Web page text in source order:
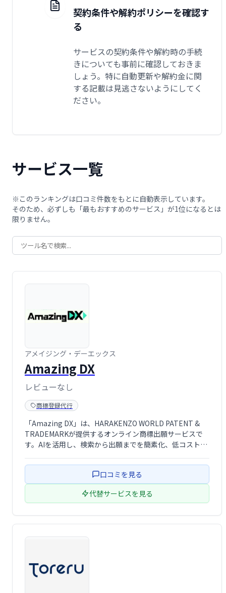
契約条件や解約ポリシーを確認す
る
サービスの契約条件や解約時の手続
きについても事前に確認しておきま
しょう。特に自動更新や解約金に関
する記載は見逃さないようにしてく
ださい。
サービス一覧
※このランキングは口コミ件数をもとに自動表示しています。
そのため、必ずしも「最もおすすめのサービス」が1位になるとは
限りません。
アメイジング・デーエックス
Amazing DX
レビューなし
商標登録代行
「Amazing DX」は、HARAKENZO WORLD PATENT &
TRADEMARKが提供するオンライン商標出願サービスで
す。AIを活用し、検索から出願までを簡素化、低コスト化
でき、スムーズに出願手続きを進められます。申請状況や
口コミを見る
代替サービスを見る